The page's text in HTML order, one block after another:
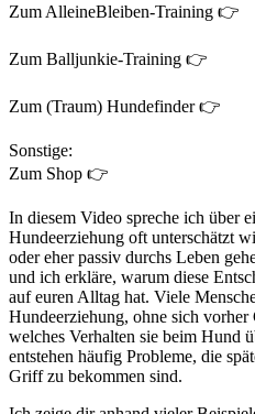
Zum AlleineBleiben-Training 👉
Zum Balljunkie-Training 👉
Zum (Traum) Hundefinder 👉
Sonstige:
Zum Shop 👉
In diesem Video spreche ich über
Hundeerziehung oft unterschätzt
oder eher passiv durchs Leben
und ich erkläre, warum diese
auf euren Alltag hat. Viele
Hundeerziehung, ohne sich vorher
welches Verhalten sie beim Hund
entstehen häufig Probleme, die
Griff zu bekommen sind.